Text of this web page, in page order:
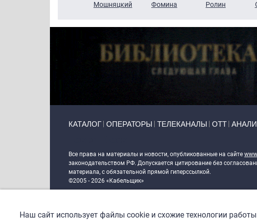
Мошняцкий
Фомина
Ролин
КАТАЛОГ ОПЕРАТОРЫ ТЕЛЕКАНАЛЫ ОТТ
Все права на материалы и новости, опубликованные на сайте
законодательством РФ. Допускается цитирование без
материала, с обязательной прямой гиперссылкой.
©2005 - 2026 «Кабельщик»
DrupalCoder — поддержка сайта c 2017 года
Наш сайт использует файлы cookie и схожие технологии